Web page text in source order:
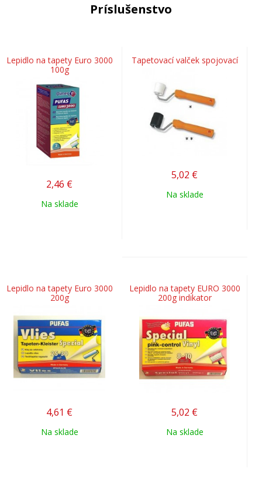
Príslušenstvo
Lepidlo na tapety Euro 3000
100g
2,46 €
Na sklade
Tapetovací valček spojovací
5,02 €
Na sklade
Lepidlo na tapety Euro 3000
200g
4,61 €
Na sklade
Lepidlo na tapety EURO 3000
200g indikator
5,02 €
Na sklade